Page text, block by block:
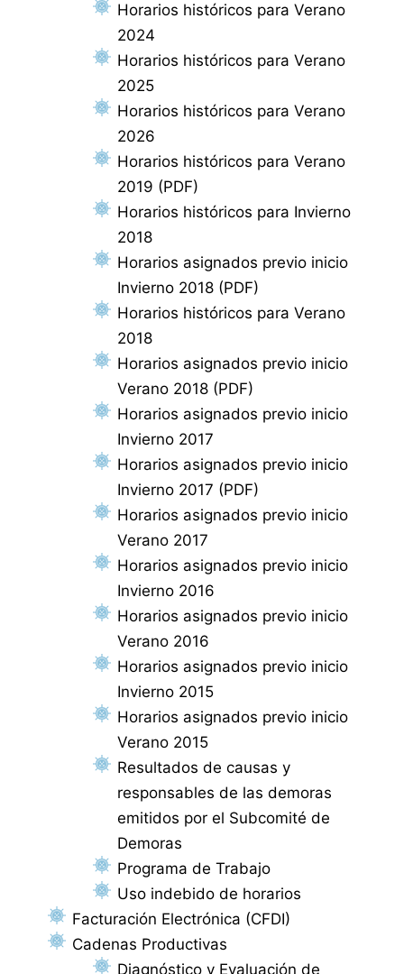
Horarios históricos para Verano
2024
Horarios históricos para Verano
2025
Horarios históricos para Verano
2026
Horarios históricos para Verano
2019 (PDF)
Horarios históricos para Invierno
2018
Horarios asignados previo inicio
Invierno 2018 (PDF)
Horarios históricos para Verano
2018
Horarios asignados previo inicio
Verano 2018 (PDF)
Horarios asignados previo inicio
Invierno 2017
Horarios asignados previo inicio
Invierno 2017 (PDF)
Horarios asignados previo inicio
Verano 2017
Horarios asignados previo inicio
Invierno 2016
Horarios asignados previo inicio
Verano 2016
Horarios asignados previo inicio
Invierno 2015
Horarios asignados previo inicio
Verano 2015
Resultados de causas y
responsables de las demoras
emitidos por el Subcomité de
Demoras
Programa de Trabajo
Uso indebido de horarios
Facturación Electrónica (CFDI)
Cadenas Productivas
Diagnóstico y Evaluación de